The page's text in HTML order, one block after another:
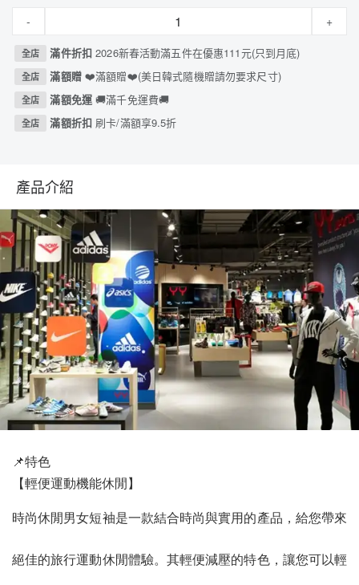
- +
全店 滿件折扣2026新春活動滿五件在優惠111元(只到月底)
全店 滿額贈 ❤️滿額贈❤️(美日韓式隨機贈請勿要求尺寸)
全店 滿額免運🚚滿千免運費🚚
全店 滿額折扣 刷卡/滿額享9.5折
產品介紹
📌特色
【輕便運動機能休閒】
時尚休閒男女短袖是一款結合時尚與實用的產品，給您帶來
絕佳的旅行運動休閒體驗。其輕便減壓的特色，讓您可以輕